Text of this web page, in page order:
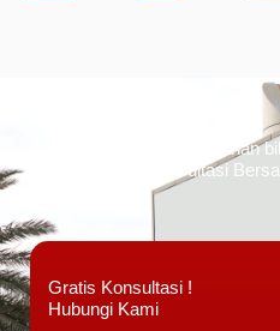
Ingin tahu tentang periklanan
Kami Berikan Konsultasi
Gratis Konsultasi !
Hubungi Kami